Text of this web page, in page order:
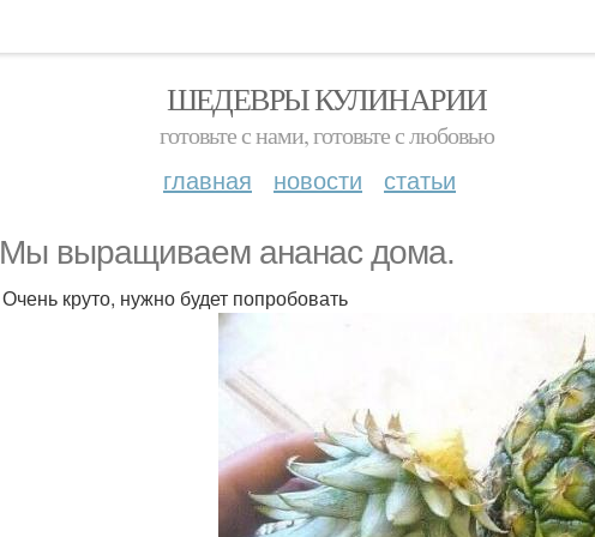
ШЕДЕВРЫ КУЛИНАРИИ
готовьте с нами, готовьте с любовью
главная новости статьи
Мы выращиваем ананас дома.
Очень круто, нужно будет попробовать